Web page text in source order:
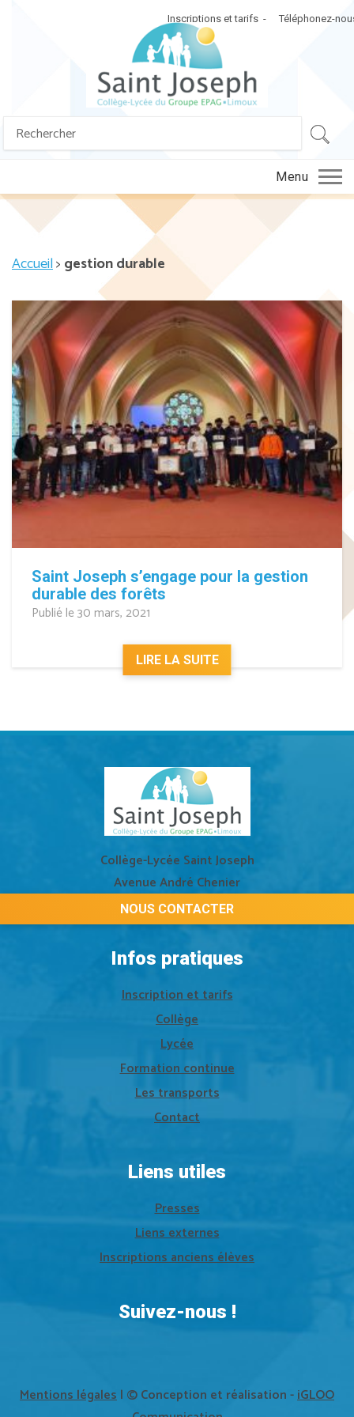
Inscriptions et tarifs Téléphonez-
Search
for:
Menu
Accueil> gestion durable
Saint Joseph s’engage pour la gestion
durable des forêts
Publié le 30 mars, 2021
LIRE LA SUITE
Collège-Lycée Saint Joseph
Avenue André Chenier
11303 LIMOUX
NOUS CONTACTER
Infos pratiques
Inscription et tarifs
Collège
Lycée
Formation continue
Les transports
Contact
Liens utiles
Presses
Liens externes
Inscriptions anciens élèves
Suivez-nous !
Mentions légales| © Conception et réalisation -iGLOO